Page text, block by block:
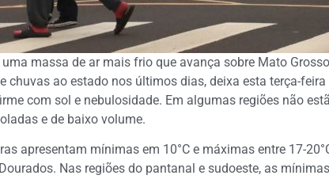
massa de ar mais frio que avança sobre Mato
chuvas ao estado nos últimos dias, deixa esta terça-
com sol e nebulosidade. Em algumas regiões não
e de baixo volume.
apresentam mínimas em 10°C e máximas entre 17-
Nas regiões do pantanal e sudoeste, as